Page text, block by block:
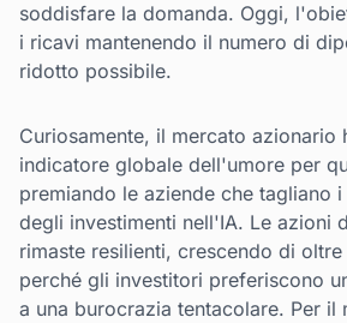
soddisfare la domanda. Oggi,
i ricavi mantenendo il numero di
ridotto possibile.
Curiosamente, il mercato azionario
indicatore globale dell'umore per
premiando le aziende che tagliano
degli investimenti nell'IA. Le azioni
rimaste resilienti, crescendo di
perché gli investitori preferiscono
a una burocrazia tentacolare. Per il